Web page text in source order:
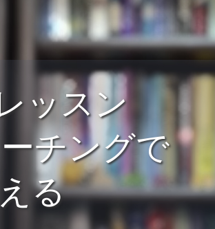
ッスン
チングで
る